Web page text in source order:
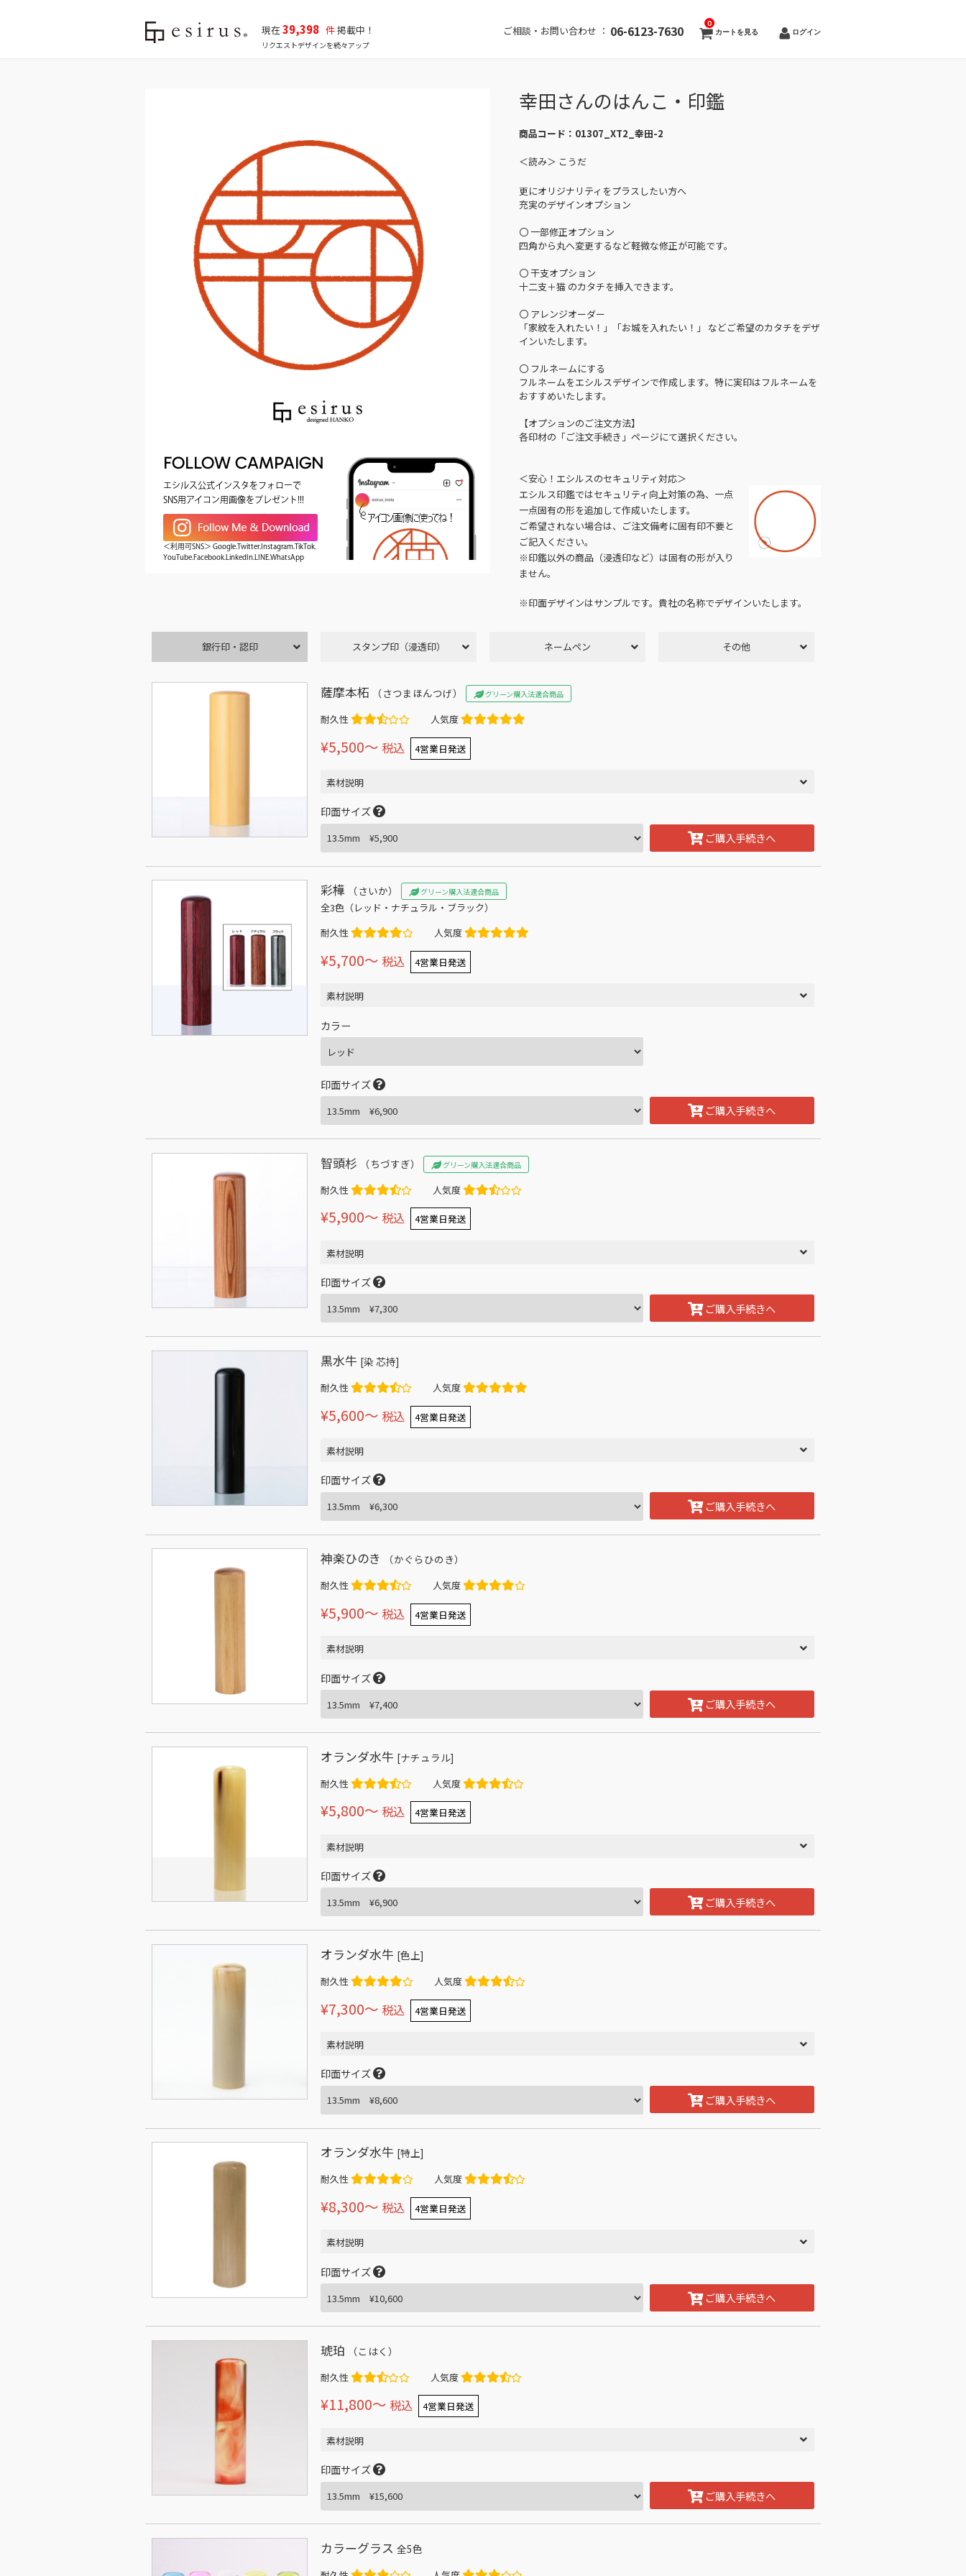
現在39,398 件掲載中！
リクエストデザインを続々アップ
ご相談・お問い合わせ ： 06-6123-7630 カートを見る
0
ログイン
FOLLOW CAMPAIGN
エシルス公式インスタをフォローで
SNS用アイコン用画像をプレゼント!!!
＜利用可SNS＞ Google.Twitter.Instagram.TikTok.
YouTube.Facebook.LinkedIn.LINE.WhatsApp
幸田さんのはんこ・印鑑
商品コード： 01307_XT2_幸田-2
＜読み＞ こうだ
更にオリジナリティをプラスしたい方へ
充実のデザインオプション
〇 一部修正オプション
四角から丸へ変更するなど軽微な修正が可能です。
〇 干支オプション
十二支＋猫 のカタチを挿入できます。
〇 アレンジオーダー
「家紋を入れたい！」「お城を入れたい！」 などご希望のカタチをデザ
インいたします。
〇 フルネームにする
フルネームをエシルスデザインで作成します。特に実印はフルネームを
おすすめいたします。
【オプションのご注文方法】
各印材の「ご注文手続き」ページにて選択ください。
＜安心！エシルスのセキュリティ対応＞
エシルス印鑑ではセキュリティ向上対策の為、一点
一点固有の形を追加して作成いたします。
ご希望されない場合は、ご注文備考に固有印不要と
ご記入ください。
※印鑑以外の商品（浸透印など）は固有の形が入り
ません。
※印面デザインはサンプルです。貴社の名称でデザインいたします。
銀行印・認印 スタンプ印（浸透印） ネームペン その他
薩摩本柘 （さつまほんつげ） グリーン購入法適合商品
耐久性 人気度
¥5,500〜 税込 4営業日発送
素材説明
印面サイズ
ご購入手続きへ
彩樺 （さいか） グリーン購入法適合商品
全3色（レッド・ナチュラル・ブラック）
耐久性
人気度
¥5,700〜 税込 4営業日発送
素材説明
カラー
印面サイズ
ご購入手続きへ
智頭杉 （ちづすぎ） グリーン購入法適合商品
耐久性 人気度
¥5,900〜 税込 4営業日発送
素材説明
印面サイズ
ご購入手続きへ
黒水牛 [染 芯持]
耐久性 人気度
¥5,600〜 税込 4営業日発送
素材説明
印面サイズ
ご購入手続きへ
神楽ひのき （かぐらひのき）
耐久性 人気度
¥5,900〜 税込 4営業日発送
素材説明
印面サイズ
ご購入手続きへ
オランダ水牛 [ナチュラル]
耐久性 人気度
¥5,800〜 税込 4営業日発送
素材説明
印面サイズ
ご購入手続きへ
オランダ水牛 [色上]
耐久性 人気度
¥7,300〜 税込 4営業日発送
素材説明
印面サイズ
ご購入手続きへ
オランダ水牛 [特上]
耐久性 人気度
¥8,300〜 税込 4営業日発送
素材説明
印面サイズ
ご購入手続きへ
琥珀 （こはく）
耐久性 人気度
¥11,800〜 税込 4営業日発送
素材説明
印面サイズ
ご購入手続きへ
カラーグラス全5色